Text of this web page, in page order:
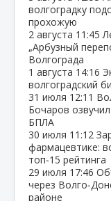
волгоградку
прохожую
2 августа 11:45
„Арбузный
Волгограда
1 августа 14:16
волгоградский
31 июля 12:11
Бочаров
БПЛА
30 июля 11:12
фармацевтике:
топ‑15 рейтинга
29 июля 17:46
через
районе